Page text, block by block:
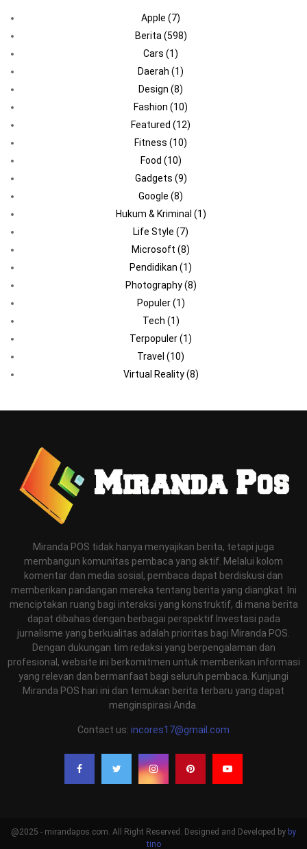
Apple (7)
Berita(598)
Cars (1)
Daerah (1)
Design (8)
Fashion (10)
Featured (12)
Fitness (10)
Food (10)
Gadgets (9)
Google (8)
Hukum & Kriminal (1)
Life Style (7)
Microsoft (8)
Pendidikan (1)
Photography(8)
Populer(1)
Tech (1)
Terpopuler(1)
Travel (10)
Virtual Reality(8)
Miranda POS tidak hanya menyajikan berita, tetapi juga
membangun komunitas pembaca yang aktif. Melalui kolom
komentar dan media sosial, pembaca dapat berdiskusi dan
memberikan pandangan mereka tentang berita yang diangkat. Ini
menciptakan ruang bagi interaksi yang konstruktif, di mana berita
dapat dibahas dengan berbagai perspektif.Investasi pada
jurnalisme yang berkualitas adalah prioritas bagi Miranda POS.
Dengan dukungan tim redaksi yang berpengalaman dan
profesional, website ini berkomitmen untuk memberikan informasi
yang relevan dan bermanfaat bagi seluruh pembaca. Kunjungi
Miranda POS hari ini dan temukan berita terbaru yang dapat
menginspirasi Anda.
Contact us: incores17@gmail.com
@2025 - mirandapos.com. All Right Reserved. Designed and Developed by by
tino